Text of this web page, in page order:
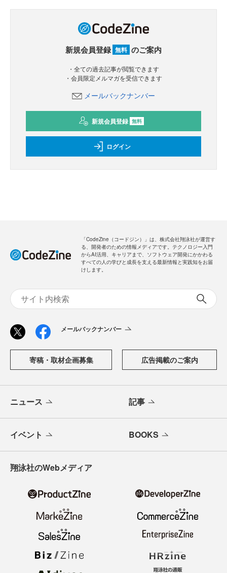
新規会員登録 無料 のご案内
・全ての過去記事が閲覧できます
・会員限定メルマガを受信できます
メールバックナンバー
新規会員登録 無料
ログイン
「CodeZine（コードジン）」は、株式会社翔泳社が運営す
る、開発者のための情報メディアです。テクノロジー入門
からAI活用、キャリアまで、ソフトウェア開発にかかわる
すべての人の学びと成長を支える最新情報と実践知をお届
けします。
メールバックナンバー
寄稿・取材企画募集 広告掲載のご案内
ニュース 記事
イベント BOOKS
翔泳社のWebメディア